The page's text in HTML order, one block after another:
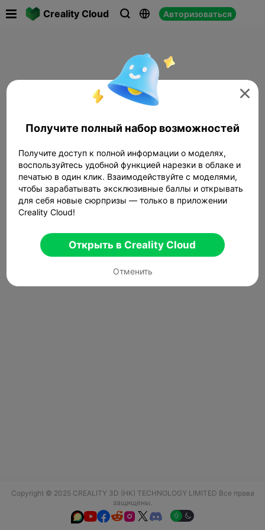
Creality Cloud   Авторизоваться
Copyright © 2025 CREALITY 3D (HK) TECHNOLOGY LIMITED Все права
защищены.
  

Получите полный набор возможностей
Получите доступ к полной информации о моделях,
воспользуйтесь удобной функцией нарезки в облаке и
печатью в один клик. Взаимодействуйте с моделями,
чтобы зарабатывать эксклюзивные баллы и открывать
для себя новые сюрпризы — только в приложении
Creality Cloud!
Открыть в Creality Cloud
Отменить